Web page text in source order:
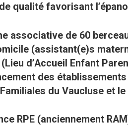
qualité favorisant
associative de 60
(assistant(e)s
d’Accueil Enfant
des
du Vaucluse et
RPE (anciennement